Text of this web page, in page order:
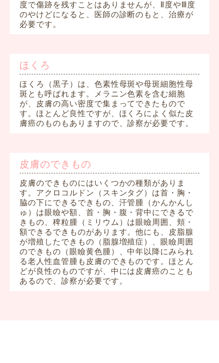
度で傷跡を残すことはありませんが、Ⅱ度やⅢ度
のやけどになると、医師の診断のもと、治療が
必要です。
ほくろ
ほくろ（黒子）は、色素性母斑や母斑細胞性母
斑とも呼ばれます。メラニン色素を含む細胞
が、皮膚の高い密度で集まってできたもので
す。ほとんど良性ですが、ほくろによく似た皮
膚癌のものもありますので、診察が必要です。
皮膚のできもの
皮膚のできものにはいくつかの種類がありま
す。アクロコルドン（スキンタグ）は首・胸・
脇の下にできるできもの、汗管腫（かんかんし
ゅ）は眼瞼や額、首・胸・腹・背中にできるで
きもの、稗粒腫（ミリウム）は眼瞼周囲、頬・
額できるできものがあります。他にも、皮脂腺
が増殖したできもの（脂腺増殖症）、眼瞼周囲
のできもの（眼瞼黄色腫）、中年以降にみられ
る老人性血管腫も皮膚のできものです。ほとん
どが良性のものですが、中には皮膚癌のことも
あるので、診察が必要です。